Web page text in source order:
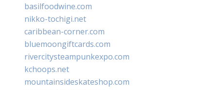
basilfoodwine.com
nikko-tochigi.net
caribbean-corner.com
bluemoongiftcards.com
rivercitysteampunkexpo.com
kchoops.net
mountainsideskateshop.com